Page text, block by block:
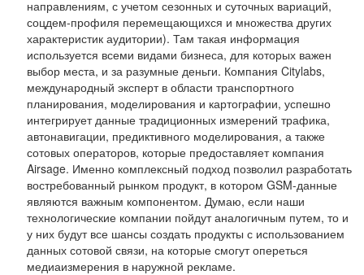
направлениям, с учетом сезонных и суточных вариаций,
соцдем-профиля перемещающихся и множества других
характеристик аудитории). Там такая информация
используется всеми видами бизнеса, для которых важен
выбор места, и за разумные деньги. Компания Citylabs,
международный эксперт в области транспортного
планирования, моделирования и картографии, успешно
интегрирует данные традиционных измерений трафика,
автонавигации, предиктивного моделирования, а также
сотовых операторов, которые предоставляет компания
Airsage. Именно комплексный подход позволил разработать
востребованный рынком продукт, в котором GSM-данные
являются важным компонентом. Думаю, если наши
технологические компании пойдут аналогичным путем, то и
у них будут все шансы создать продукты с использованием
данных сотовой связи, на которые смогут опереться
медиаизмерения в наружной рекламе.